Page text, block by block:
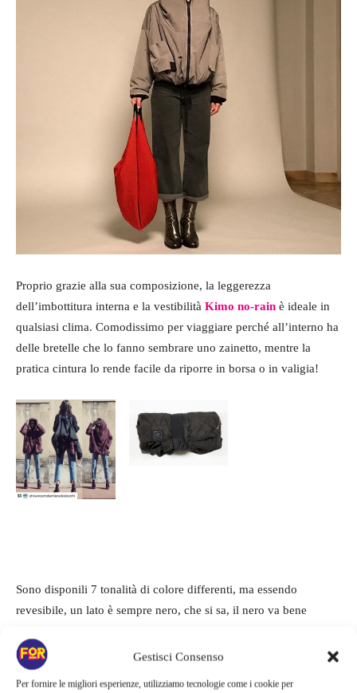
Gestisci Consenso
Per fornire le migliori esperienze, utilizziamo tecnologie come i cookie per
Proprio grazie alla sua composizione, la leggerezza
dell’imbottitura interna e la vestibilità Kimo no-rain è ideale in
qualsiasi clima. Comodissimo per viaggiare perché all’interno ha
delle bretelle che lo fanno sembrare uno zainetto, mentre la
pratica cintura lo rende facile da riporre in borsa o in valigia!
Sono disponili 7 tonalità di colore differenti, ma essendo
revesibile, un lato è sempre nero, che si sa, il nero va bene
Comunque mi avevate già convinto dalle foto! É stupendo.